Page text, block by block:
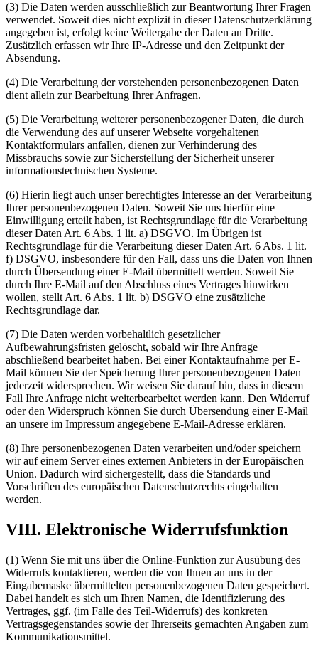
(3) Die Daten werden ausschließlich zur Beantwortung Ihrer Fragen
verwendet. Soweit dies nicht explizit in dieser Datenschutzerklärung
angegeben ist, erfolgt keine Weitergabe der Daten an Dritte.
Zusätzlich erfassen wir Ihre IP-Adresse und den Zeitpunkt der
Absendung.
(4) Die Verarbeitung der vorstehenden personenbezogenen Daten
dient allein zur Bearbeitung Ihrer Anfragen.
(5) Die Verarbeitung weiterer personenbezogener Daten, die durch
die Verwendung des auf unserer Webseite vorgehaltenen
Kontaktformulars anfallen, dienen zur Verhinderung des
Missbrauchs sowie zur Sicherstellung der Sicherheit unserer
informationstechnischen Systeme.
(6) Hierin liegt auch unser berechtigtes Interesse an der Verarbeitung
Ihrer personenbezogenen Daten. Soweit Sie uns hierfür eine
Einwilligung erteilt haben, ist Rechtsgrundlage für die Verarbeitung
dieser Daten Art. 6 Abs. 1 lit. a) DSGVO. Im Übrigen ist
Rechtsgrundlage für die Verarbeitung dieser Daten Art. 6 Abs. 1 lit.
f) DSGVO, insbesondere für den Fall, dass uns die Daten von Ihnen
durch Übersendung einer E-Mail übermittelt werden. Soweit Sie
durch Ihre E-Mail auf den Abschluss eines Vertrages hinwirken
wollen, stellt Art. 6 Abs. 1 lit. b) DSGVO eine zusätzliche
Rechtsgrundlage dar.
(7) Die Daten werden vorbehaltlich gesetzlicher
Aufbewahrungsfristen gelöscht, sobald wir Ihre Anfrage
abschließend bearbeitet haben. Bei einer Kontaktaufnahme per E-
Mail können Sie der Speicherung Ihrer personenbezogenen Daten
jederzeit widersprechen. Wir weisen Sie darauf hin, dass in diesem
Fall Ihre Anfrage nicht weiterbearbeitet werden kann. Den Widerruf
oder den Widerspruch können Sie durch Übersendung einer E-Mail
an unsere im Impressum angegebene E-Mail-Adresse erklären.
(8) Ihre personenbezogenen Daten verarbeiten und/oder speichern
wir auf einem Server eines externen Anbieters in der Europäischen
Union. Dadurch wird sichergestellt, dass die Standards und
Vorschriften des europäischen Datenschutzrechts eingehalten
werden.
VIII. Elektronische Widerrufsfunktion
(1) Wenn Sie mit uns über die Online-Funktion zur Ausübung des
Widerrufs kontaktieren, werden die von Ihnen an uns in der
Eingabemaske übermittelten personenbezogenen Daten gespeichert.
Dabei handelt es sich um Ihren Namen, die Identifizierung des
Vertrages, ggf. (im Falle des Teil-Widerrufs) des konkreten
Vertragsgegenstandes sowie der Ihrerseits gemachten Angaben zum
Kommunikationsmittel.